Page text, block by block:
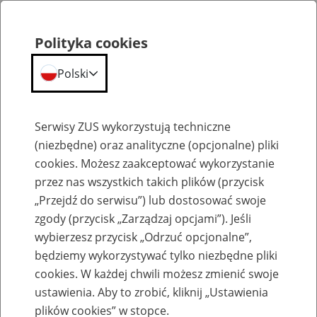
Komunikaty
Komunikaty techniczne
Polityka cookies
Polski
Serwisy ZUS wykorzystują techniczne
(niezbędne) oraz analityczne (opcjonalne) pliki
cookies. Możesz zaakceptować wykorzystanie
przez nas wszystkich takich plików (przycisk
„Przejdź do serwisu”) lub dostosować swoje
zgody (przycisk „Zarządzaj opcjami”). Jeśli
wybierzesz przycisk „Odrzuć opcjonalne”,
będziemy wykorzystywać tylko niezbędne pliki
cookies. W każdej chwili możesz zmienić swoje
ustawienia. Aby to zrobić, kliknij „Ustawienia
plików cookies” w stopce.